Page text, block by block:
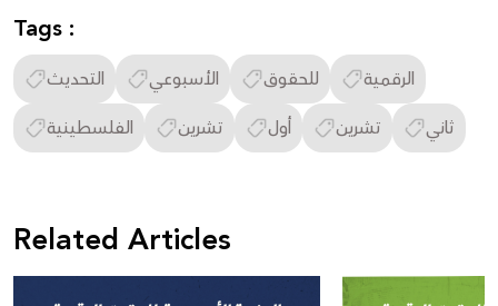
Tags :
التحديث الأسبوعي للحقوق
الرقمية
الفلسطينية
تشرين أول تشرين ثاني
Related Articles